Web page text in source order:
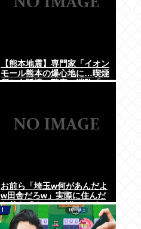
【熊本地震】専門家「イオン
モール熊本の爆心地に…喫煙
所と自販機」警察・消防「」
お前ら「埼玉w何があんだよ
w田舎だろw」実際に住んだ
お前ら「クソほど住みやすい
困ることねえじゃん」